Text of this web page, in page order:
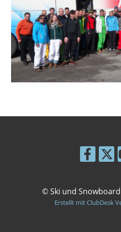
© Ski und
Erstellt mit ClubDesk